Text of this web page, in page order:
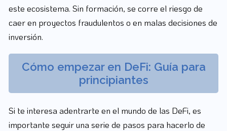
este ecosistema. Sin formación, se corre el riesgo de
caer en proyectos fraudulentos o en malas decisiones de
inversión.
Cómo empezar en DeFi: Guía para
principiantes
Si te interesa adentrarte en el mundo de las DeFi, es
importante seguir una serie de pasos para hacerlo de